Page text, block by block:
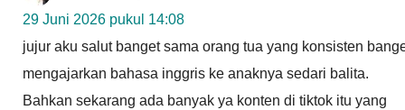
29 Juni 2026 pukul 14:08
jujur aku salut banget sama orang tua yang konsisten
mengajarkan bahasa inggris ke anaknya sedari balita.
Bahkan sekarang ada banyak ya konten di tiktok itu yang